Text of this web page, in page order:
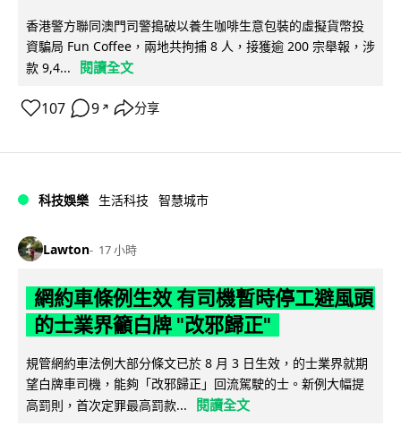
香港警方聯同澳門司警搗破以養生咖啡生意包裝的虛擬貨幣投
資騙局 Fun Coffee，兩地共拘捕 8 人，接獲逾 200 宗舉報，涉
款 9,4...
閱讀全文
107 9 ↗ 分享
科技娛樂 生活科技 智慧城市
Lawton 17 小時
網約車條例生效 有司機暫時停工避風頭
的士業界籲白牌 "改邪歸正"
規管網約車法例大部分條文已於 8 月 3 日生效，的士業界就期
望白牌車司機，能夠「改邪歸正」回流駕駛的士。新例大幅提
高罰則，首次定罪最高罰款...
閱讀全文